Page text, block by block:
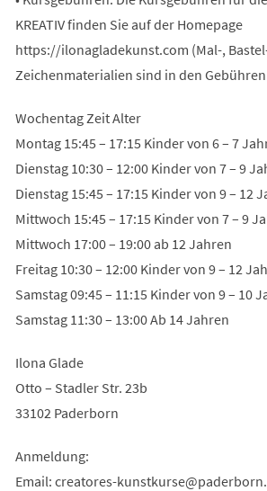
KREATIV finden Sie auf der Homepage
https://ilonagladekunst.com (Mal-,
Zeichenmaterialien sind in den
Wochentag Zeit Alter
Montag 15:45 – 17:15 Kinder von 6 – 7
Dienstag 10:30 – 12:00 Kinder von 7 – 9
Dienstag 15:45 – 17:15 Kinder von 9 – 12
Mittwoch 15:45 – 17:15 Kinder von 7 – 9
Mittwoch 17:00 – 19:00 ab 12 Jahren
Freitag 10:30 – 12:00 Kinder von 9 – 12
Samstag 09:45 – 11:15 Kinder von 9 – 10
Samstag 11:30 – 13:00 Ab 14 Jahren
Ilona Glade
Otto – Stadler Str. 23b
33102 Paderborn
Anmeldung:
Email: creatores-kunstkurse paderborn